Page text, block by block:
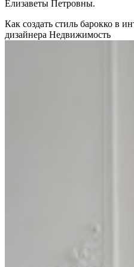
Елизаветы Петровны.
Как создать стиль барокко в
дизайнера Недвижимость